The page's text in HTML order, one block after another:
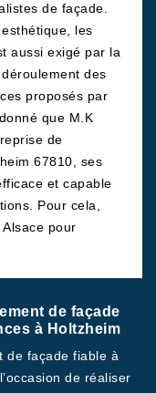
de façade.
les
aussi exigé par la
des
proposés par
que M.K
de
67810, ses
et capable
Pour cela,
pour
de façade
à Holtzheim
de façade fiable à
de réaliser